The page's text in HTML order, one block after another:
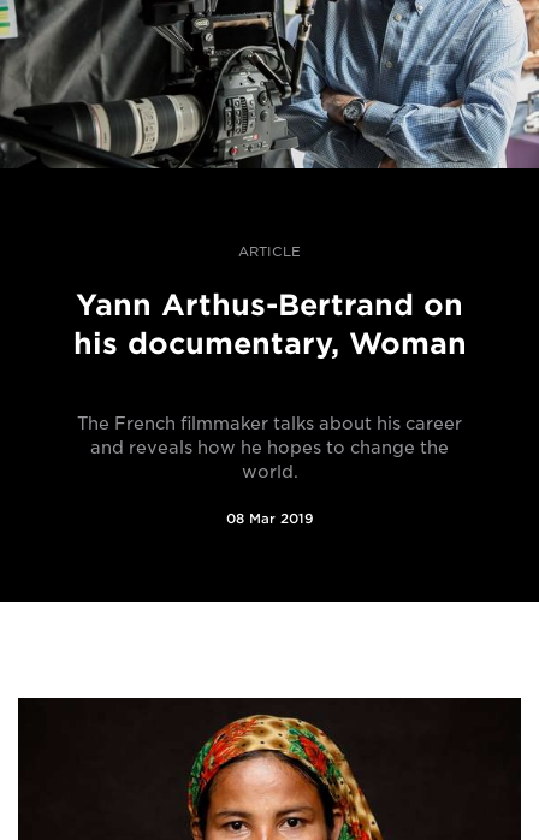
ARTICLE
Yann Arthus-Bertrand on
his documentary, Woman
The French filmmaker talks about his career
and reveals how he hopes to change the
world.
08 Mar 2019